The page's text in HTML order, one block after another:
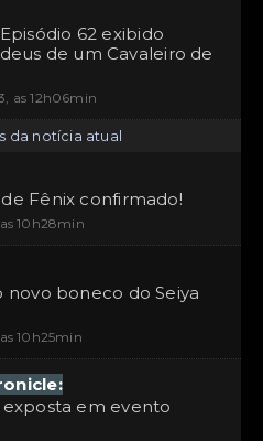
62 exibido
de um Cavaleiro de
as 12h06min
da notícia atual
Fênix confirmado!
10h28min
novo boneco do Seiya
10h25min
em evento